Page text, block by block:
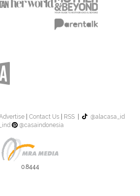
Contact Us RSS
@alacasa_id
@casaindonesia
0.8444